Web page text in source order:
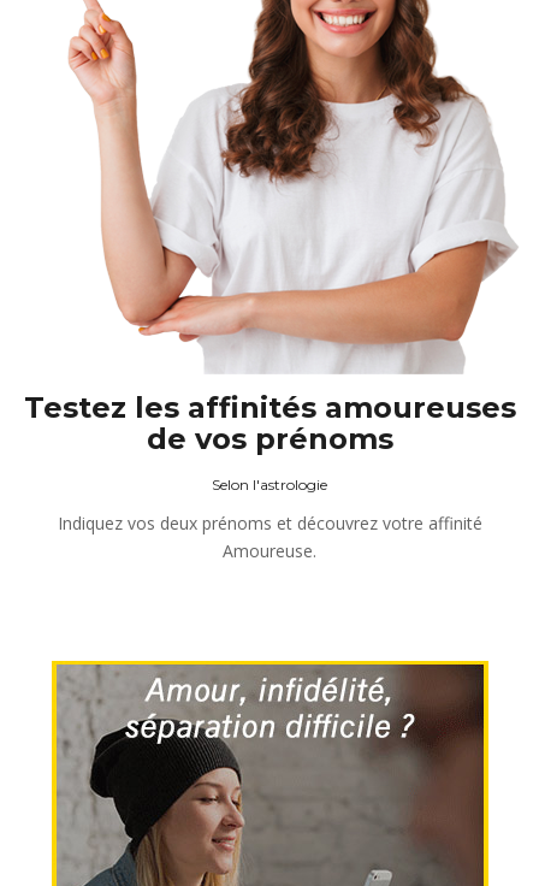
Testez les affinités amoureuses
de vos prénoms
Selon l'astrologie
Indiquez vos deux prénoms et découvrez votre affinité
Amoureuse.